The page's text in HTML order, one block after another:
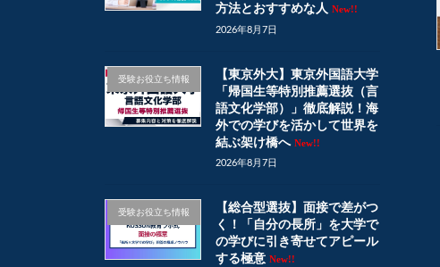
方法とおすすめな人 New!!
2026年8月7日
受験お役立ち情報
【東京外大】東京外国語大学
「帰国生等特別推薦選抜（言
語文化学部）」徹底解説！海
外での学びを活かして世界を
結ぶ架け橋へ New!!
2026年8月7日
受験お役立ち情報
【総合型選抜】面接で差がつ
く！「自分の長所」を大学で
の学びに引き寄せてアピール
する極意 New!!